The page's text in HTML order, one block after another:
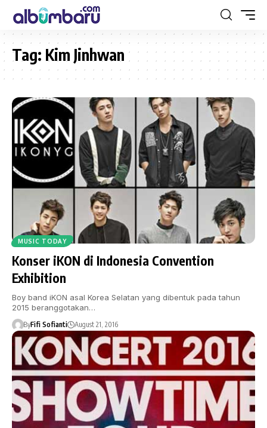
Tag: Kim Jinhwan
MUSIC TODAY
Konser iKON di Indonesia Convention
Exhibition
Boy band iKON asal Korea Selatan yang dibentuk pada tahun
2015 beranggotakan…
ByFifi Sofianti August 21, 2016